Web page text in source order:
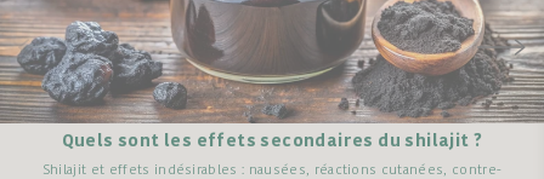
Quels sont les effets secondaires du shilajit ?
Shilajit et effets indésirables : nausées, réactions cutanées, contre-